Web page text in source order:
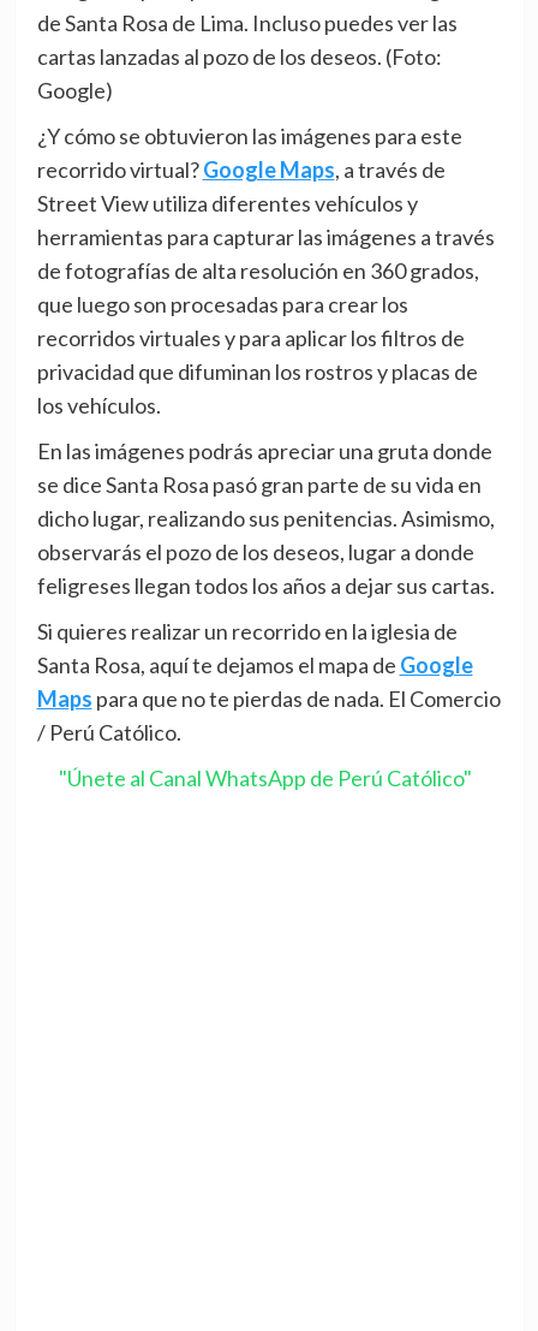
de Santa Rosa de Lima. Incluso puedes ver las
cartas lanzadas al pozo de los deseos. (Foto:
Google)
¿Y cómo se obtuvieron las imágenes para este
recorrido virtual?Google Maps, a través de
Street View utiliza diferentes vehículos y
herramientas para capturar las imágenes a través
de fotografías de alta resolución en 360 grados,
que luego son procesadas para crear los
recorridos virtuales y para aplicar los filtros de
privacidad que difuminan los rostros y placas de
los vehículos.
En las imágenes podrás apreciar una gruta donde
se dice Santa Rosa pasó gran parte de su vida en
dicho lugar, realizando sus penitencias. Asimismo,
observarás el pozo de los deseos, lugar a donde
feligreses llegan todos los años a dejar sus cartas.
Si quieres realizar un recorrido en la iglesia de
Santa Rosa, aquí te dejamos el mapa de Google
Maps para que no te pierdas de nada. El Comercio
/ Perú Católico.
"Únete al Canal WhatsApp de Perú Católico"